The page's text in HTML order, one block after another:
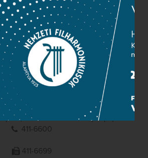
NEMZETI
Komor Marcell u. 1. (Müpa)
411-6600
411-6699